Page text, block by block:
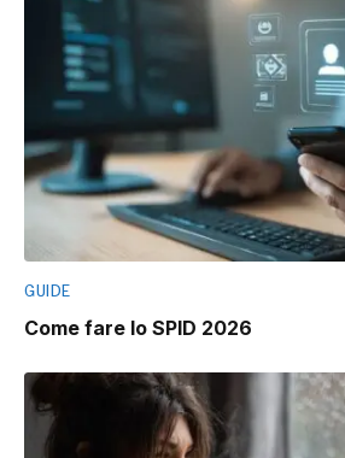
GUIDE
Come fare lo SPID 2026